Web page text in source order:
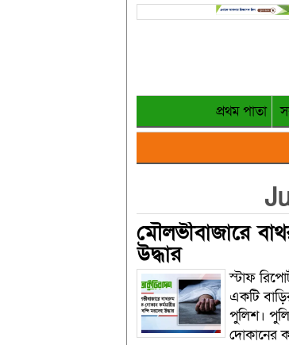
প্রথম পাতা
মৌলভীবাজারে
উদ্ধার
স্টাফ
একটি
পুলিশ।
দোকানের